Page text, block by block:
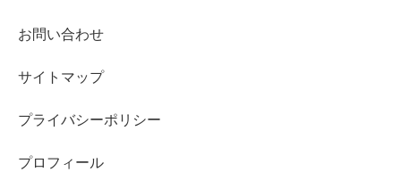
お問い合わせ
サイトマップ
プライバシーポリシー
プロフィール